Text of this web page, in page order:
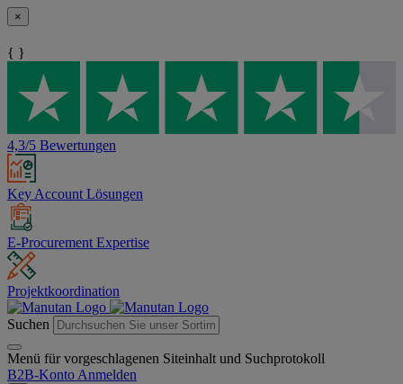
×
{ }
4,3/5 Bewertungen
Key Account Lösungen
E-Procurement Expertise
Projektkoordination
Suchen
Menü für vorgeschlagenen Siteinhalt und Suchprotokoll
B2B-Konto Anmelden